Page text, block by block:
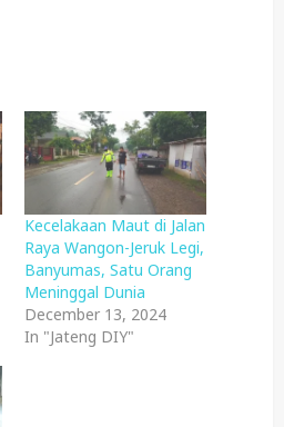
Kecelakaan Maut di Jalan
Raya Wangon-Jeruk Legi,
Banyumas, Satu Orang
Meninggal Dunia
December 13, 2024
In "Jateng DIY"